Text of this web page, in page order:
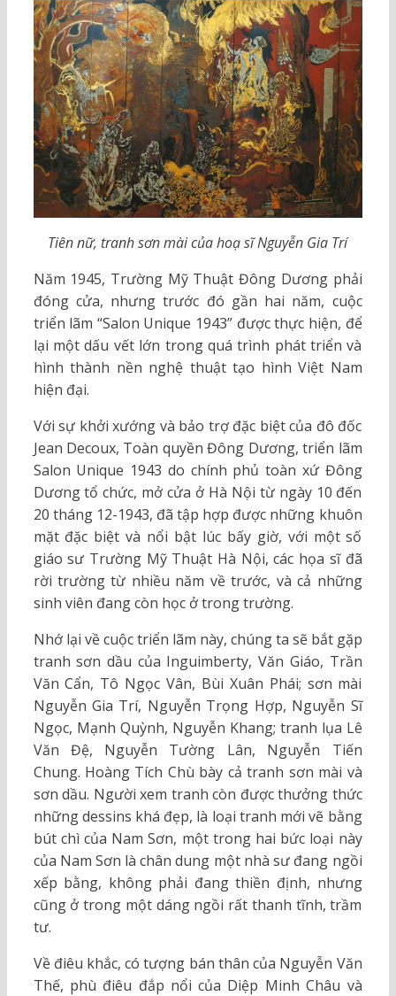
Tiên nữ, tranh sơn mài của hoạ sĩ Nguyễn Gia Trí
Năm 1945, Trường Mỹ Thuật Đông Dương phải
đóng cửa, nhưng trước đó gần hai năm, cuộc
triển lãm “Salon Unique 1943” được thực hiện, để
lại một dấu vết lớn trong quá trình phát triển và
hình thành nền nghệ thuật tạo hình Việt Nam
hiện đại.
Với sự khởi xướng và bảo trợ đặc biệt của đô đốc
Jean Decoux, Toàn quyền Đông Dương, triển lãm
Salon Unique 1943 do chính phủ toàn xứ Đông
Dương tổ chức, mở cửa ở Hà Nội từ ngày 10 đến
20 tháng 12-1943, đã tập hợp được những khuôn
mặt đặc biệt và nổi bật lúc bấy giờ, với một số
giáo sư Trường Mỹ Thuật Hà Nội, các họa sĩ đã
rời trường từ nhiều năm về trước, và cả những
sinh viên đang còn học ở trong trường.
Nhớ lại về cuộc triển lãm này, chúng ta sẽ bắt gặp
tranh sơn dầu của Inguimberty, Văn Giáo, Trần
Văn Cẩn, Tô Ngọc Vân, Bùi Xuân Phái; sơn mài
Nguyễn Gia Trí, Nguyễn Trọng Hợp, Nguyễn Sĩ
Ngọc, Mạnh Quỳnh, Nguyễn Khang; tranh lụa Lê
Văn Đệ, Nguyễn Tường Lân, Nguyễn Tiến
Chung. Hoàng Tích Chù bày cả tranh sơn mài và
sơn dầu. Người xem tranh còn được thưởng thức
những dessins khá đẹp, là loại tranh mới vẽ bằng
bút chì của Nam Sơn, một trong hai bức loại này
của Nam Sơn là chân dung một nhà sư đang ngồi
xếp bằng, không phải đang thiền định, nhưng
cũng ở trong một dáng ngồi rất thanh tĩnh, trầm
tư.
Về điêu khắc, có tượng bán thân của Nguyễn Văn
Thế, phù điêu đắp nổi của Diệp Minh Châu và